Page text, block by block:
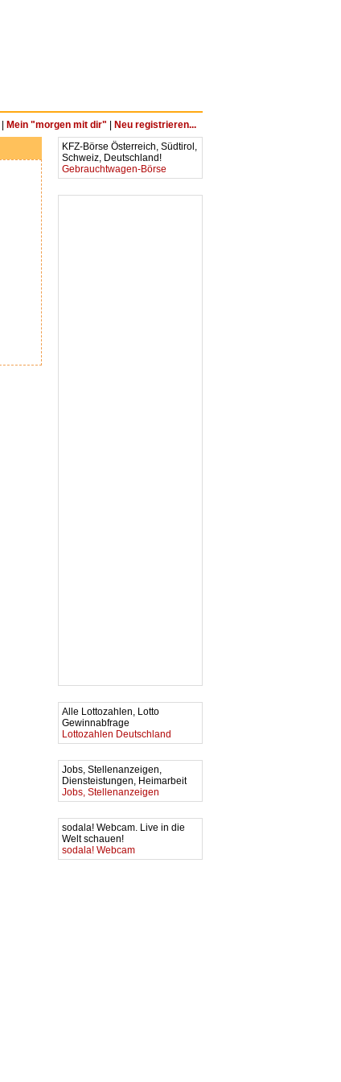
Mein "morgen mit dir" Neu registrieren...
KFZ-Börse Österreich, Südtirol,
Schweiz, Deutschland!
Gebrauchtwagen-Börse
Alle Lottozahlen, Lotto
Gewinnabfrage
Lottozahlen Deutschland
Jobs, Stellenanzeigen,
Diensteistungen, Heimarbeit
Jobs, Stellenanzeigen
sodala! Webcam. Live in die
Welt schauen!
sodala! Webcam